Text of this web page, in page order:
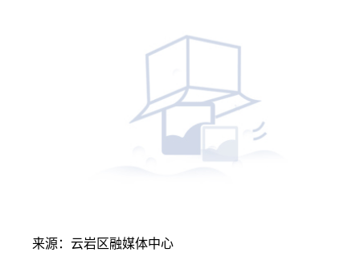
来源：云岩区融媒体中心